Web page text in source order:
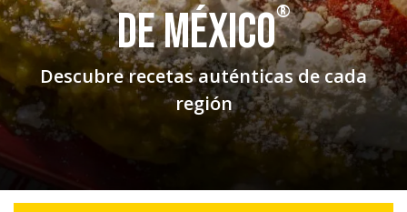
DE MÉXICO®
Descubre recetas auténticas de cada
región